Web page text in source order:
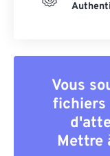
Vous
fichiers
Mettre